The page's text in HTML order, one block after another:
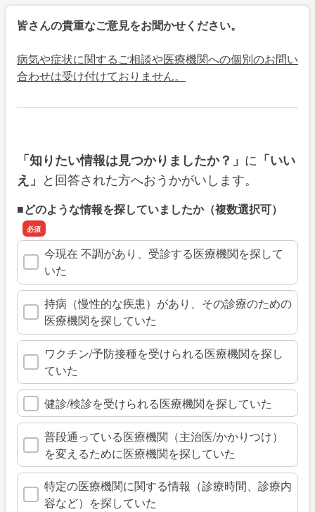
皆さんの貴重なご意見をお聞かせください。
病気や症状に関するご相談や医療機関への個別のお問い
合わせは受け付けておりません。
「知りたい情報は見つかりましたか？」 に 「いい
え」 と回答された方へおうかがいします。
■どのような情報を探していましたか（複数選択可）
今現在 不調があり、受診する医療機関を探して
いた
持病（慢性的な疾患）があり、その診療のための
医療機関を探していた
ワクチン/予防接種を受けられる医療機関を探し
ていた
健診/検診を受けられる医療機関を探していた
普段通っている医療機関（主治医/かかりつけ）
を変えるために医療機関を探していた
特定の医療機関に関する情報（診療時間、診療内
容など）を探していた